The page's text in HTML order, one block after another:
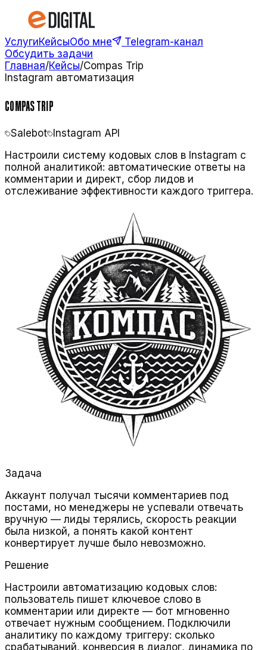
УслугиКейсыОбо мне
Telegram-канал
Обсудить задачи
Главная/Кейсы/Compas Trip
Instagram автоматизация
COMPAS TRIP
Salebot
Instagram API
Настроили систему кодовых слов в Instagram с
полной аналитикой: автоматические ответы на
комментарии и директ, сбор лидов и
отслеживание эффективности каждого триггера.
Задача
Аккаунт получал тысячи комментариев под
постами, но менеджеры не успевали отвечать
вручную — лиды терялись, скорость реакции
была низкой, а понять какой контент
конвертирует лучше было невозможно.
Решение
Настроили автоматизацию кодовых слов:
пользователь пишет ключевое слово в
комментарии или директе — бот мгновенно
отвечает нужным сообщением. Подключили
аналитику по каждому триггеру: сколько
срабатываний, конверсия в диалог, динамика по